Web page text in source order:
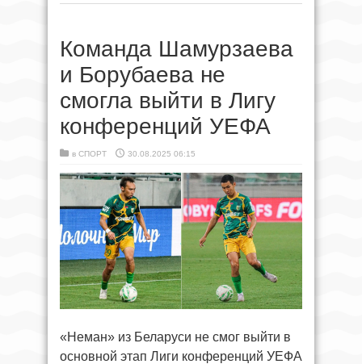
Команда Шамурзаева
и Борубаева не
смогла выйти в Лигу
конференций УЕФА
в СПОРТ 30.08.2025 06:15
«Неман» из Беларуси не смог выйти в
основной этап Лиги конференций УЕФА